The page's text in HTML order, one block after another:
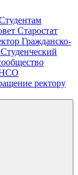
Старостат
Гражданско-
Студенческий
ректору